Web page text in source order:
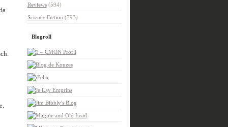
Reviews(594)
Science Fiction (793)
Blogroll